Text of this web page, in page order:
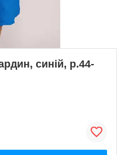
синій, р.44-